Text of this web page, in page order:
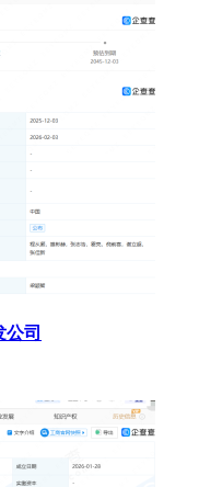
司